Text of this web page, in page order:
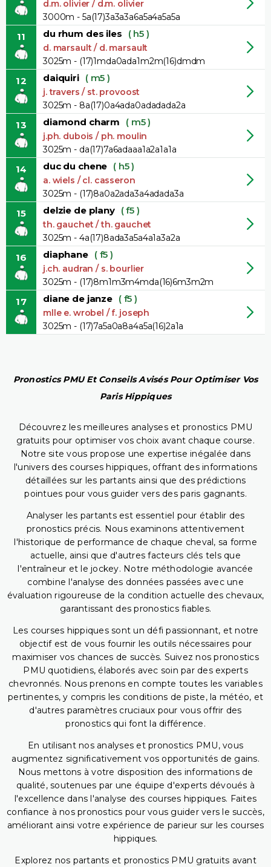
d.m. olivier / d.m. olivier
3000m - 5a(17)3a3a3a6a5a4a5a5a
11 du rhum des iles ( h5 )
d. marsault / d. marsault
3025m - (17)1mda0ada1m2m(16)dmdm
12 daiquiri ( m5 )
j. travers / st. provoost
3025m - 8a(17)0a4ada0adadada2a
13 diamond charm ( m5 )
j.ph. dubois / ph. moulin
3025m - da(17)7a6adaaa1a2a1a1a
14 duc du chene ( h5 )
a. wiels / cl. casseron
3025m - (17)8a0a2ada3a4adada3a
15 delzie de plany ( f5 )
th. gauchet / th. gauchet
3025m - 4a(17)8ada3a5a4a1a3a2a
16 diaphane ( f5 )
j.ch. audran / s. bourlier
3025m - (17)8m1m3m4mda(16)6m3m2m
17 diane de janze ( f5 )
mlle e. wrobel / f. joseph
3025m - (17)7a5a0a8a4a5a(16)2a1a
Pronostics PMU Et Conseils Avisés Pour Optimiser Vos
Paris Hippiques
Découvrez les meilleures analyses et pronostics PMU
gratuits pour optimiser vos choix avant chaque course.
Notre site vous propose une expertise inégalée dans
l'univers des courses hippiques, offrant des informations
détaillées sur les partants ainsi que des prédictions
pointues pour vous guider vers des paris gagnants.
Analyser les partants est essentiel pour établir des
pronostics précis. Nous examinons attentivement
l'historique de performance de chaque cheval, sa forme
actuelle, ainsi que d'autres facteurs clés tels que
l'entraîneur et le jockey. Notre méthodologie avancée
combine l'analyse des données passées avec une
évaluation rigoureuse de la condition actuelle des chevaux,
garantissant des pronostics fiables.
Les courses hippiques sont un défi passionnant, et notre
objectif est de vous fournir les outils nécessaires pour
maximiser vos chances de succès. Suivez nos pronostics
PMU quotidiens, élaborés avec soin par des experts
chevronnés. Nous prenons en compte toutes les variables
pertinentes, y compris les conditions de piste, la météo, et
d'autres paramètres cruciaux pour vous offrir des
pronostics qui font la différence.
En utilisant nos analyses et pronostics PMU, vous
augmentez significativement vos opportunités de gains.
Nous mettons à votre disposition des informations de
qualité, soutenues par une équipe d'experts dévoués à
l'excellence dans l'analyse des courses hippiques. Faites
confiance à nos pronostics pour vous guider vers le succès,
améliorant ainsi votre expérience de parieur sur les courses
hippiques.
Explorez nos partants et pronostics PMU gratuits avant